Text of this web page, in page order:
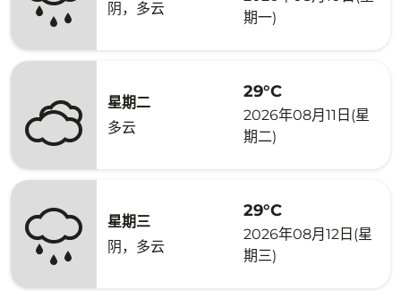
阴，多云
期一)
星期二
多云
29°C
2026年08月11日(星
期二)
星期三
阴，多云
29°C
2026年08月12日(星
期三)